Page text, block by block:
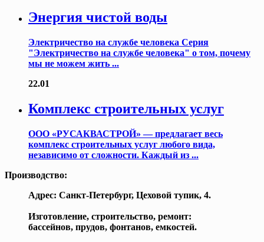
Энергия чистой воды
Электричество на службе человека Серия
"Электричество на службе человека" о том, почему
мы не можем жить ...
22.01
Комплекс строительных услуг
ООО «РУСАКВАСТРОЙ» — предлагает весь
комплекс строительных услуг любого вида,
независимо от сложности. Каждый из ...
Производство:
Адрес: Санкт-Петербург, Цеховой тупик, 4.
Изготовление, строительство, ремонт:
бассейнов, прудов, фонтанов, емкостей.